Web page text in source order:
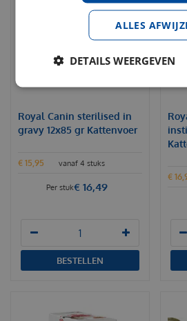
Royal Canin sterilised in
gravy 12x85 gr Kattenvoer
vanaf 4 stuks
€ 15 95
€ 16,49
Per stuk
BESTELLEN
€ 16,
ALLES
DETAILS WEERGEVEN